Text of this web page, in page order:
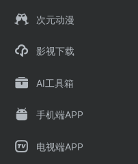
次元动漫
影视下载
AI工具箱
手机端APP
电视端APP